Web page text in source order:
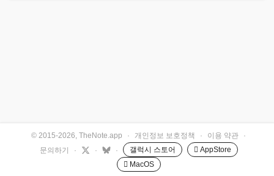
© 2015-2026, TheNote.app · 개인정보 보호정책 · 이용 약관
·
문의하기
· · · 갤럭시 스토어
 AppStore
 MacOS